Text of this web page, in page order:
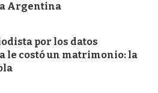
Argentina
por los datos
le costó un matrimonio: la